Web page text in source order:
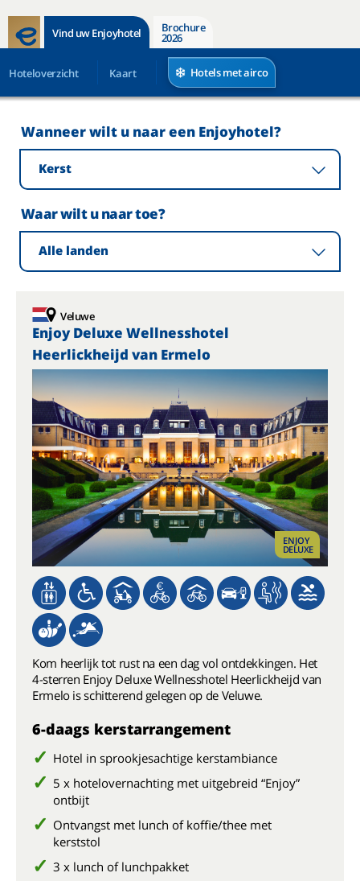
Vind uw Enjoyhotel Brochure
2026
Hoteloverzicht Kaart Hotels met airco
Wanneer wilt u naar een Enjoyhotel?
Kerst
Waar wilt u naar toe?
Alle landen
Veluwe
Enjoy Deluxe Wellnesshotel
Heerlickheijd van Ermelo
ENJOY
DELUXE
Kom heerlijk tot rust na een dag vol ontdekkingen. Het
4-sterren Enjoy Deluxe Wellnesshotel Heerlickheijd van
Ermelo is schitterend gelegen op de Veluwe.
6-daags kerstarrangement
Hotel in sprookjesachtige kerstambiance
5 x hotelovernachting met uitgebreid “Enjoy”
ontbijt
Ontvangst met lunch of koffie/thee met
kerststol
3 x lunch of lunchpakket